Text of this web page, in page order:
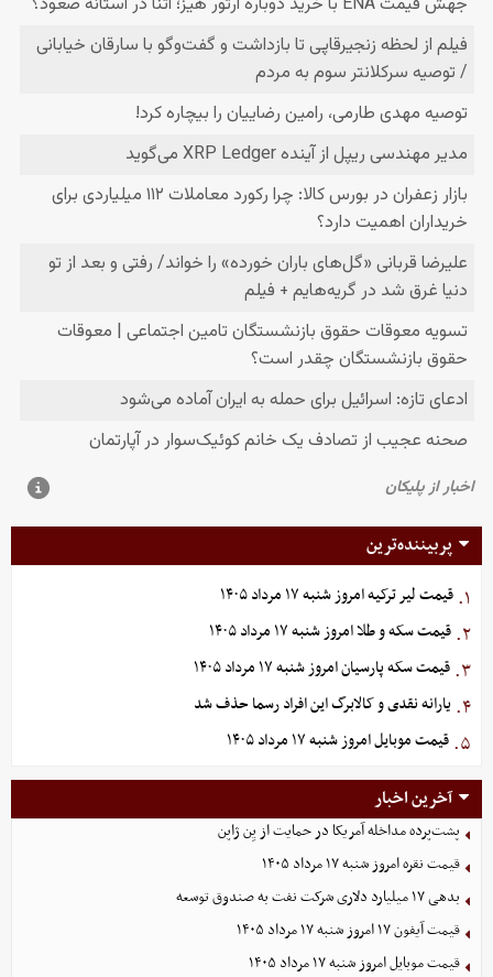
پربیننده‌ترین
۱. قیمت لیر ترکیه امروز شنبه ۱۷ مرداد ۱۴۰۵
۲. قیمت سکه و طلا امروز شنبه ۱۷ مرداد ۱۴۰۵
۳. قیمت سکه پارسیان امروز شنبه ۱۷ مرداد ۱۴۰۵
۴. یارانه نقدی و کالابرگ این افراد رسما حذف شد
۵. قیمت موبایل‌ امروز شنبه ۱۷ مرداد ۱۴۰۵
آخرین اخبار
پشت‌پرده مداخله آمریکا در حمایت از یِن ژاپن
قیمت نقره امروز شنبه ۱۷ مرداد ۱۴۰۵
بدهی ١٧ میلیارد دلاری شرکت نفت به صندوق توسعه
قیمت آیفون ۱۷ امروز شنبه ۱۷ مرداد ۱۴۰۵
قیمت موبایل‌ امروز شنبه ۱۷ مرداد ۱۴۰۵